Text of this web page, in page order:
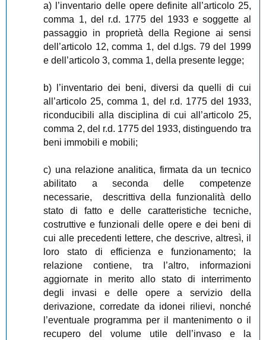
a) l’inventario delle opere definite all’articolo 25,
comma 1, del r.d. 1775 del 1933 e soggette al
passaggio in proprietà della Regione ai sensi
dell’articolo 12, comma 1, del d.lgs. 79 del 1999
e dell’articolo 3, comma 1, della presente legge;
b) l’inventario dei beni, diversi da quelli di cui
all’articolo 25, comma 1, del r.d. 1775 del 1933,
riconducibili alla disciplina di cui all’articolo 25,
comma 2, del r.d. 1775 del 1933, distinguendo tra
beni immobili e mobili;
c) una relazione analitica, firmata da un tecnico
abilitato a seconda delle competenze
necessarie, descrittiva della funzionalità dello
stato di fatto e delle caratteristiche tecniche,
costruttive e funzionali delle opere e dei beni di
cui alle precedenti lettere, che descrive, altresì, il
loro stato di efficienza e funzionamento; la
relazione contiene, tra l’altro, informazioni
aggiornate in merito allo stato di interrimento
degli invasi e delle opere a servizio della
derivazione, corredate da idonei rilievi, nonché
l’eventuale programma per il mantenimento o il
recupero del volume utile dell’invaso e la